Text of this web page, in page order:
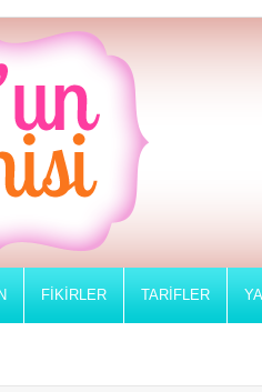
FIKIRLER TARIFLER